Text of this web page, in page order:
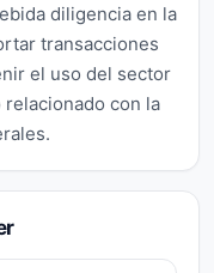
diligencia en la
transacciones
el uso del sector
con la